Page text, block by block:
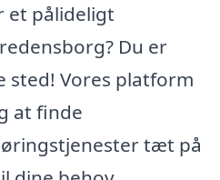
et pålideligt
Du er
sted! Vores platform
at finde
tæt på